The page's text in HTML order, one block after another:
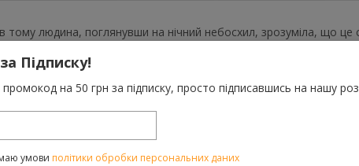
тому людина, поглянувши на нічний небосхил, зрозуміла, що це
пір тисячі вчених пізнавали загадки Всесвіту. Енциклопедія
його зародження і розвиток, про небесні тіла, зоряні
ТАКОЖ КУПУЮТЬ
Підписку!
на 50 грн за підписку, просто підписавшись на нашу
умови політики обробки персональних даних